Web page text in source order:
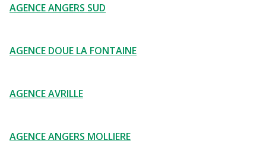
AGENCE ANGERS SUD
AGENCE DOUE LA FONTAINE
AGENCE AVRILLE
AGENCE ANGERS MOLLIERE